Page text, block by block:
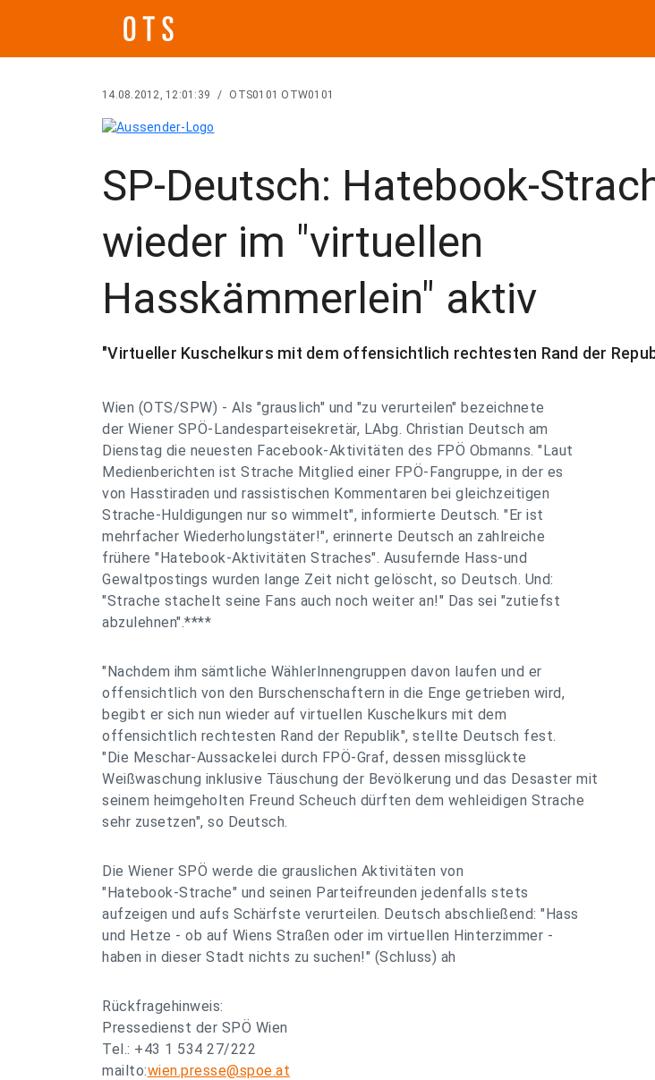
14.08.2012, 12:01:39 / OTS0101 OTW0101
SP-Deutsch: Hatebook-
wieder im "virtuellen
Hasskämmerlein" aktiv
"Virtueller Kuschelkurs mit dem offensichtlich rechtesten Rand der
Wien (OTS/SPW) - Als "grauslich" und "zu verurteilen" bezeichnete
der Wiener SPÖ-Landesparteisekretär, LAbg. Christian Deutsch am
Dienstag die neuesten Facebook-Aktivitäten des FPÖ Obmanns. "Laut
Medienberichten ist Strache Mitglied einer FPÖ-Fangruppe, in der es
von Hasstiraden und rassistischen Kommentaren bei gleichzeitigen
Strache-Huldigungen nur so wimmelt", informierte Deutsch. "Er ist
mehrfacher Wiederholungstäter!", erinnerte Deutsch an zahlreiche
frühere "Hatebook-Aktivitäten Straches". Ausufernde Hass-und
Gewaltpostings wurden lange Zeit nicht gelöscht, so Deutsch. Und:
"Strache stachelt seine Fans auch noch weiter an!" Das sei "zutiefst
abzulehnen".****
"Nachdem ihm sämtliche WählerInnengruppen davon laufen und er
offensichtlich von den Burschenschaftern in die Enge getrieben wird,
begibt er sich nun wieder auf virtuellen Kuschelkurs mit dem
offensichtlich rechtesten Rand der Republik", stellte Deutsch fest.
"Die Meschar-Aussackelei durch FPÖ-Graf, dessen missglückte
Weißwaschung inklusive Täuschung der Bevölkerung und das Desaster mit
seinem heimgeholten Freund Scheuch dürften dem wehleidigen Strache
sehr zusetzen", so Deutsch.
Die Wiener SPÖ werde die grauslichen Aktivitäten von
"Hatebook-Strache" und seinen Parteifreunden jedenfalls stets
aufzeigen und aufs Schärfste verurteilen. Deutsch abschließend: "Hass
und Hetze - ob auf Wiens Straßen oder im virtuellen Hinterzimmer -
haben in dieser Stadt nichts zu suchen!" (Schluss) ah
Rückfragehinweis:
Pressedienst der SPÖ Wien
Tel.: +43 1 534 27/222
mailto:wien.presse@spoe.at